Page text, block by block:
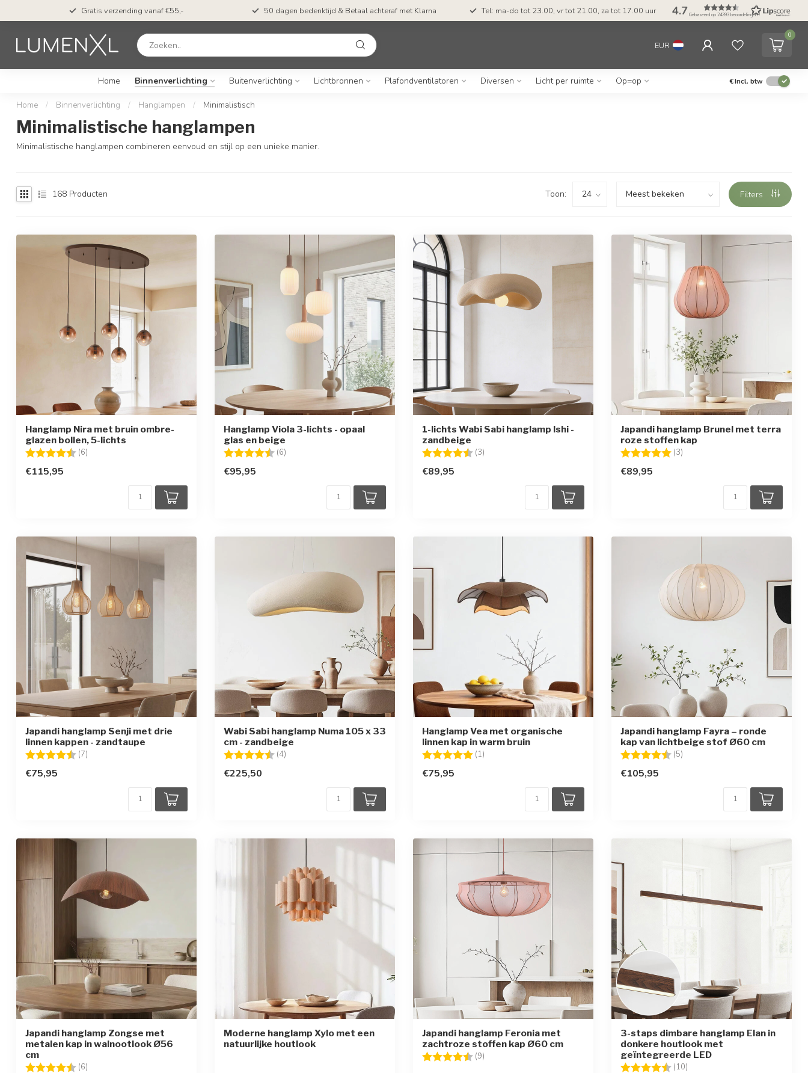
Gratis verzending vanaf €55,- 50 dagen bedenktijd & Betaal achteraf met Klarna Tel: ma-do tot 23.00, vr tot 21.00, za tot 17.00 uur 4.7 Gebaseerd op 24393 beoordelingen
EUR
0
Home Binnenverlichting Buitenverlichting Lichtbronnen Plafondventilatoren Diversen Licht per ruimte Op=op €Incl. btw
Home / Binnenverlichting / Hanglampen / Minimalistisch
Minimalistische hanglampen
Minimalistische hanglampen combineren eenvoud en stijl op een unieke manier.
168 Producten Toon: Filters
Hanglamp Nira met bruin ombre-
glazen bollen, 5-lichts
Beoordeling: (6)
€115,95
Hanglamp Viola 3-lichts - opaal
glas en beige
Beoordeling: (6)
€95,95
1-lichts Wabi Sabi hanglamp Ishi -
zandbeige
Beoordeling: (3)
€89,95
Japandi hanglamp Brunel met terra
roze stoffen kap
Beoordeling: (3)
€89,95
Japandi hanglamp Senji met drie
linnen kappen - zandtaupe
Beoordeling: (7)
€75,95
Wabi Sabi hanglamp Numa 105 x 33
cm - zandbeige
Beoordeling: (4)
€225,50
Hanglamp Vea met organische
linnen kap in warm bruin
Beoordeling: (1)
€75,95
Japandi hanglamp Fayra – ronde
kap van lichtbeige stof Ø60 cm
Beoordeling: (5)
€105,95
Japandi hanglamp Zongse met
metalen kap in walnootlook Ø56
cm
Beoordeling: (6)
Moderne hanglamp Xylo met een
natuurlijke houtlook
Japandi hanglamp Feronia met
zachtroze stoffen kap Ø60 cm
Beoordeling: (9)
3-staps dimbare hanglamp Elan in
donkere houtlook met
geïntegreerde LED
Beoordeling: (10)